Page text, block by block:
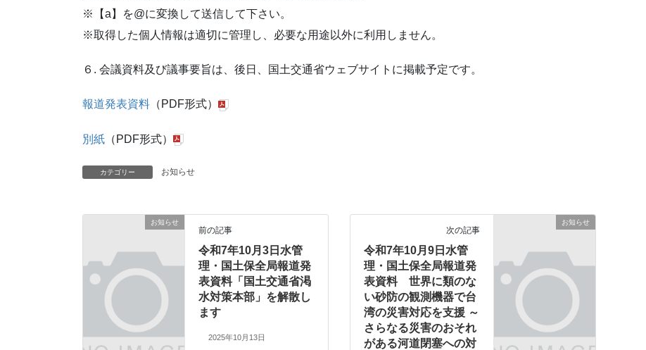
※【a】を@に変換して送信して下さい。
※取得した個人情報は適切に管理し、必要な用途以外に利用しません。
６. 会議資料及び議事要旨は、後日、国土交通省ウェブサイトに掲載予定です。
報道発表資料 （PDF形式）
別紙 （PDF形式）
カテゴリー お知らせ
お知らせ
前の記事
令和7年10月3日水管
理・国土保全局報道発
表資料「国土交通省渇
水対策本部」を解散し
ます
2025年10月13日
お知らせ
次の記事
令和7年10月9日水管
理・国土保全局報道発
表資料 世界に類のな
い砂防の観測機器で台
湾の災害対応を支援 ～
さらなる災害のおそれ
がある河道閉塞への対